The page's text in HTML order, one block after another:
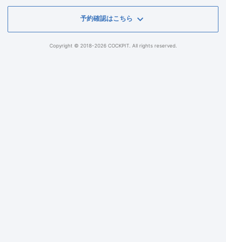
予約確認はこちら keyboard_arrow_down
Copyright © 2018-2026 COCKPIT. All rights reserved.